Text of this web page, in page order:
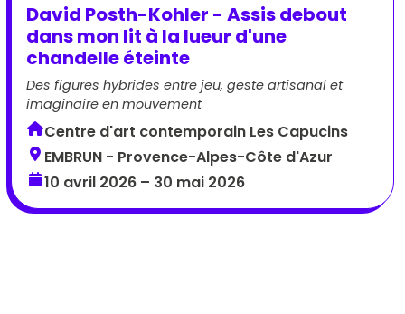
David Posth-Kohler - Assis debout
dans mon lit à la lueur d'une
chandelle éteinte
Des figures hybrides entre jeu, geste artisanal et
imaginaire en mouvement
Centre d'art contemporain Les Capucins
EMBRUN - Provence-Alpes-Côte d'Azur
10 avril 2026 – 30 mai 2026